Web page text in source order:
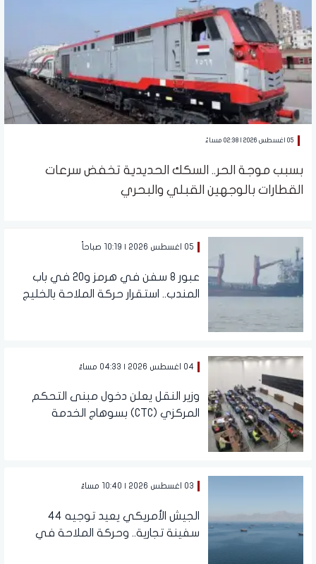
05 اغسطس 2026 | 02:38 مساءً
بسبب موجة الحر.. السكك الحديدية تخفض سرعات
القطارات بالوجهين القبلي والبحري
05 اغسطس 2026 | 10:19 صباحاً
عبور 8 سفن في هرمز و20 في باب
المندب.. استقرار حركة الملاحة بالخليج
04 اغسطس 2026 | 04:33 مساءً
وزير النقل يعلن دخول مبنى التحكم
المركزي (CTC) بسوهاج الخدمة
03 اغسطس 2026 | 10:40 مساءً
الجيش الأمريكي يعيد توجيه 44
سفينة تجارية.. وحركة الملاحة في